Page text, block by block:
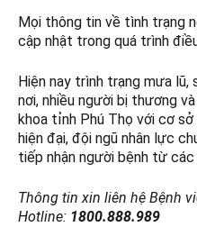
Mọi thông tin về tình trạng
cập nhật trong quá trình
Hiện nay trình trạng mưa
nơi, nhiều người bị thương
khoa tỉnh Phú Thọ với cơ
hiện đại, đội ngũ nhân lực
tiếp nhận người bệnh từ
Thông tin xin liên hệ Bệnh
Hotline: 1800.888.989